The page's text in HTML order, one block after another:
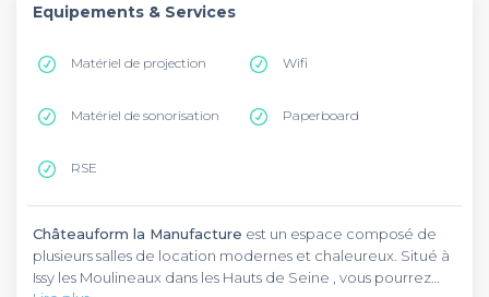
Equipements & Services
Matériel de projection Wifi
Matériel de sonorisation Paperboard
RSE
Châteauform la Manufacture est un espace composé de
plusieurs salles de location modernes et chaleureux. Situé à
Issy les Moulineaux dans les Hauts de Seine , vous pourrez